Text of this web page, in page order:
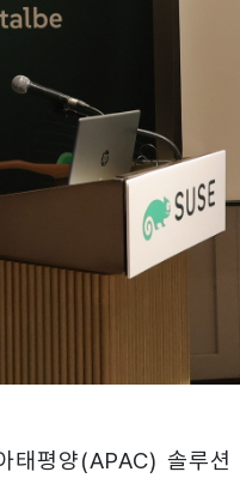
평양(APAC) 솔루션